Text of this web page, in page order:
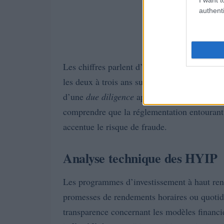
Les chiffres parlent d’eux-mêmes : selon
les deux à trois ans suivant leur lancement.
d’une due diligence approfondie avant de
comprendre que la réglementation
accentue le risque de fraude.
Analyse technique des HYIP
Les programmes d’investissement à haut
promesses de rendements horaires ou
transparence concernant les modèles